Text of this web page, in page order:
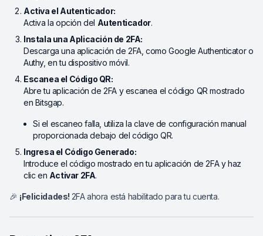
Activa el Autenticador:
Activa la opción del Autenticador.
Instala una Aplicación de 2FA:
Descarga una aplicación de 2FA, como Google Authenticator o
Authy, en tu dispositivo móvil.
Escanea el Código QR:
Abre tu aplicación de 2FA y escanea el código QR mostrado
en Bitsgap.
Si el escaneo falla, utiliza la clave de configuración manual
proporcionada debajo del código QR.
Ingresa el Código Generado:
Introduce el código mostrado en tu aplicación de 2FA y haz
clic en Activar 2FA.
🎉 ¡Felicidades! 2FA ahora está habilitado para tu cuenta.